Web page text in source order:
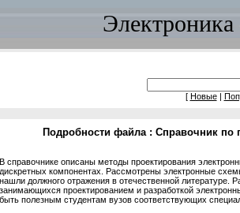
Электроника
[ Новые|
Подробности файла : Справочник по
В справочнике описаны методы проектирования
дискретных компонентах. Рассмотрены электронные
нашли должного отражения в отечественной литературе.
занимающихся проектированием и разработкой
быть полезным студентам вузов соответствующих